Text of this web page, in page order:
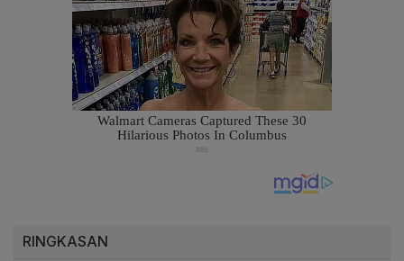
RINGKASAN